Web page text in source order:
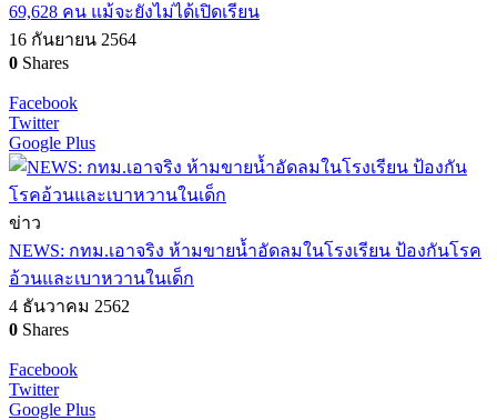
69,628 คน แม้จะยังไม่ได้เปิดเรียน
16 กันยายน 2564
0 Shares
Facebook
Twitter
Google Plus
ข่าว
NEWS: กทม.เอาจริง ห้ามขายน้ำอัดลมในโรงเรียน ป้องกันโรค
อ้วนและเบาหวานในเด็ก
4 ธันวาคม 2562
0 Shares
Facebook
Twitter
Google Plus